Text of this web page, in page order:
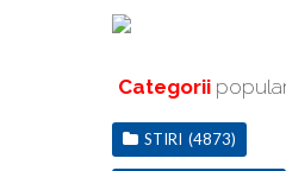
Categorii
STIRI (4873)